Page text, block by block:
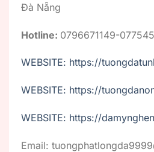
Đà Nẵng
Hotline: 0796671149-
WEBSITE: https://
WEBSITE: https://
WEBSITE: https://
Email: